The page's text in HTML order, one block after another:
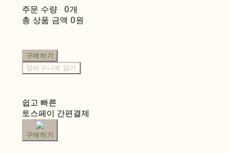
주문 수량
0개
총 상품 금액 0원
구매하기
장바구니에 담기
쉽고 빠른
토스페이 간편결제
구매하기